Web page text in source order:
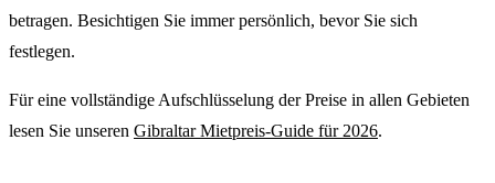
betragen. Besichtigen Sie immer persönlich, bevor Sie sich
festlegen.
Für eine vollständige Aufschlüsselung der Preise in allen Gebieten
lesen Sie unseren Gibraltar Mietpreis-Guide für 2026.